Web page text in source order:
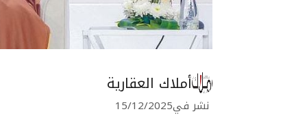
أملاك العقارية
نشر في15/12/2025